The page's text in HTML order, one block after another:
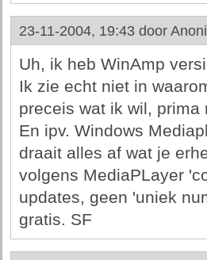
23-11-2004, 19:43 door
Uh, ik heb WinAmp
Ik zie echt niet in
preceis wat ik wil, prima
En ipv. Windows
draait alles af wat je
volgens MediaPLayer
updates, geen 'uniek
gratis. SF